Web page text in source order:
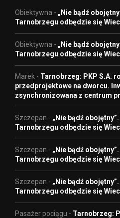
Obiektywna - „Nie bądź
Tarnobrzegu odbędzie się
Obiektywna - „Nie bądź
Tarnobrzegu odbędzie się
Marek - Tarnobrzeg: PKP S.A.
przedprojektowe na dworcu.
zsynchronizowana z centrum
Szczepan - „Nie bądź
Tarnobrzegu odbędzie się
Szczepan - „Nie bądź
Tarnobrzegu odbędzie się
Szczepan - „Nie bądź
Tarnobrzegu odbędzie się
Pasażer pociągu - Tarnobrzeg: